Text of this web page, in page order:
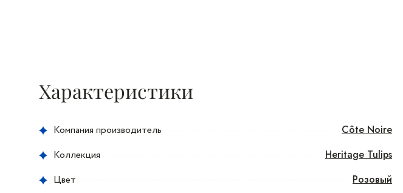
Характеристики
Компания производитель
Côte Noire
Коллекция
Heritage Tulips
Цвет
Розовый